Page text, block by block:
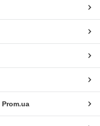
Prom.ua